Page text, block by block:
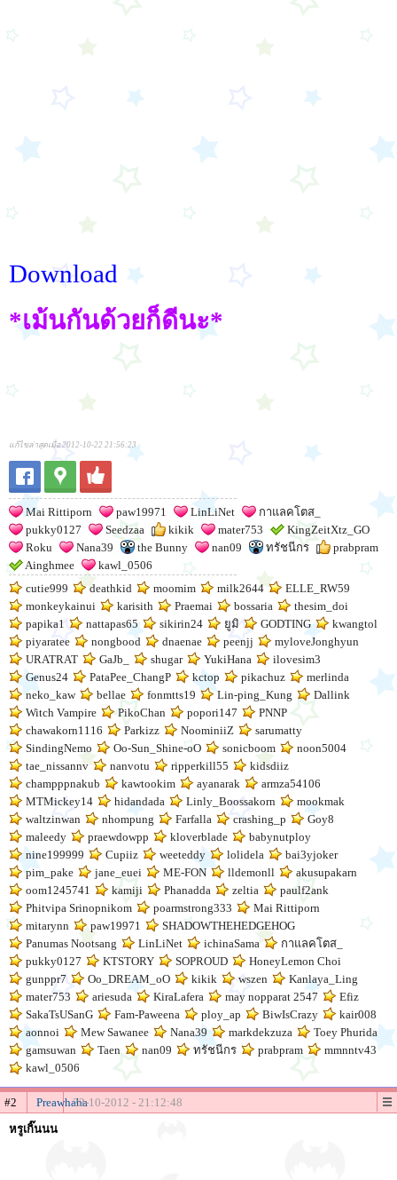
Download
*เม้นกันด้วยก็ดีนะ*
แก้ไขล่าสุดเมื่อ 2012-10-22 21:56:23
Mai Rittiporn paw19971 LinLiNet
กาแลคโตส_
pukky0127
Seedzaa kikik mater753
KingZeitXtz_GO
Roku
Nana39 the Bunny nan09 ทรัชนีกร
prabpram
Ainghmee
kawl_0506
cutie999
deathkid moomim milk2644
ELLE_RW59
monkeykainui
karisith Praemai bossaria
thesim_doi
papika1
nattapas65 sikirin24 ยูมิ GODTING
kwangtol
piyaratee
nongbood dnaenae peenjj
myloveJonghyun
URATRAT
GaJb_ shugar YukiHana
ilovesim3
Genus24
PataPee_ChangP kctop pikachuz
merlinda
neko_kaw
bellae fonmtts19 Lin-ping_Kung
Dallink
Witch Vampire
PikoChan popori147
PNNP
chawakorn1116
Parkizz NoominiiZ
sarumatty
SindingNemo
Oo-Sun_Shine-oO sonicboom
noon5004
tae_nissannv
nanvotu ripperkill55
kidsdiiz
champppnakub
kawtookim ayanarak
armza54106
MTMickey14
hidandada Linly_Boossakorn
mookmak
waltzinwan
nhompung Farfalla crashing_p
Goy8
maleedy
praewdowpp kloverblade
babynutploy
nine199999
Cupiiz weeteddy lolidela
bai3yjoker
pim_pake
jane_euei ME-FON lldemonll
akusupakarn
oom1245741
kamiji Phanadda zeltia
paulf2ank
Phitvipa Srinopnikom
poarmstrong333
Mai Rittiporn
mitarynn
paw19971
SHADOWTHEHEDGEHOG
Panumas Nootsang
LinLiNet ichinaSama
กาแลคโตส_
pukky0127
KTSTORY SOPROUD
HoneyLemon Choi
gunppr7
Oo_DREAM_oO kikik wszen
Kanlaya_Ling
mater753
ariesuda KiraLafera may nopparat 2547
Efiz
SakaTsUSanG
Fam-Paweena ploy_ap BiwIsCrazy
kair008
aonnoi
Mew Sawanee Nana39 markdekzuza
Toey Phurida
gamsuwan
Taen nan09 ทรัชนีกร prabpram
mmnntv43
kawl_0506
#2 Preawhaha22-10-2012 - 21:12:48
หรูเกิ๊นนน